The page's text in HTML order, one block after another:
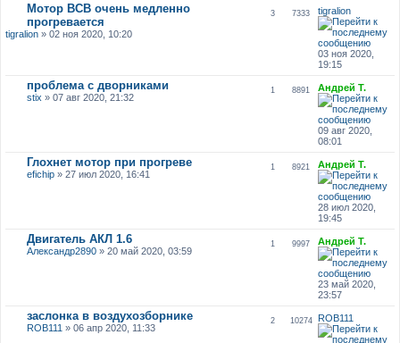
Мотор BCB очень медленно
прогревается
tigralion» 02 ноя 2020, 10:20
3 7333 tigralion
03 ноя 2020,
19:15
проблема с дворниками
stix » 07 авг 2020, 21:32
1 8891 Андрей Т.
09 авг 2020,
08:01
Глохнет мотор при прогреве
efichip» 27 июл 2020, 16:41
1 8921 Андрей Т.
28 июл 2020,
19:45
Двигатель АКЛ 1.6
Александр2890» 20 май 2020, 03:59
1 9997 Андрей Т.
23 май 2020,
23:57
заслонка в воздухозборнике
ROB111 » 06 апр 2020, 11:33
2 10274 ROB111